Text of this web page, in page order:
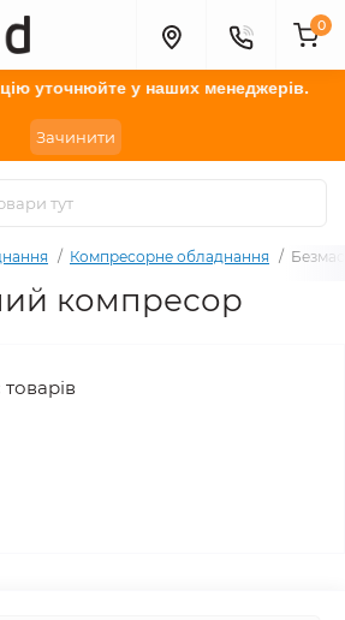
у точнюйтеу наших менеджерів.
Зачинити
0
Компресорне обладнання
компресор